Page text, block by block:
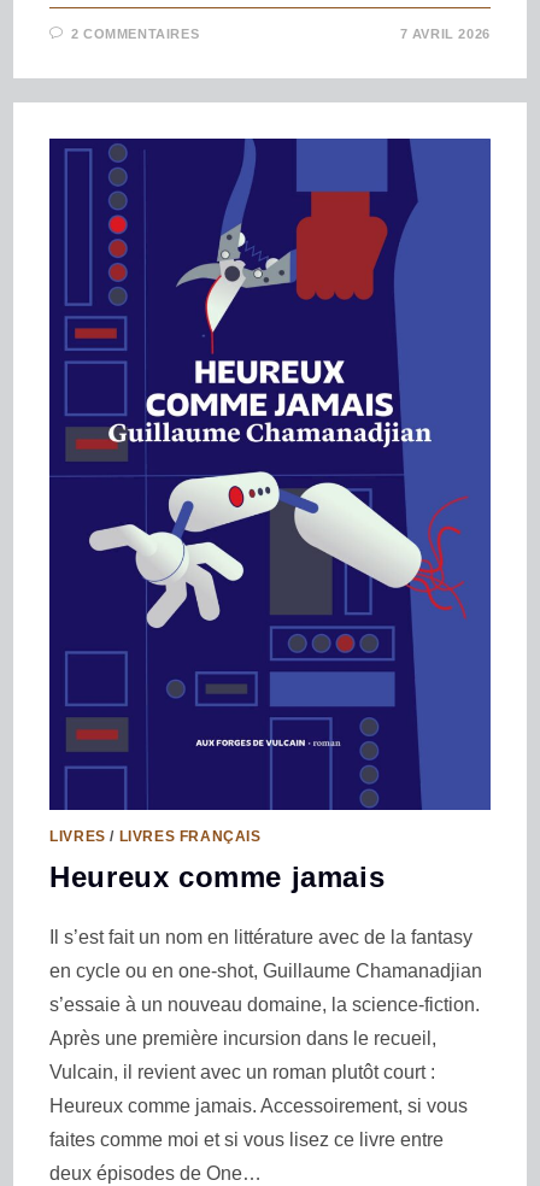
2 COMMENTAIRES 7 AVRIL 2026
LIVRES / LIVRES FRANÇAIS
Heureux comme jamais
Il s’est fait un nom en littérature avec de la fantasy
en cycle ou en one-shot, Guillaume Chamanadjian
s’essaie à un nouveau domaine, la science-fiction.
Après une première incursion dans le recueil,
Vulcain, il revient avec un roman plutôt court :
Heureux comme jamais. Accessoirement, si vous
faites comme moi et si vous lisez ce livre entre
deux épisodes de One…